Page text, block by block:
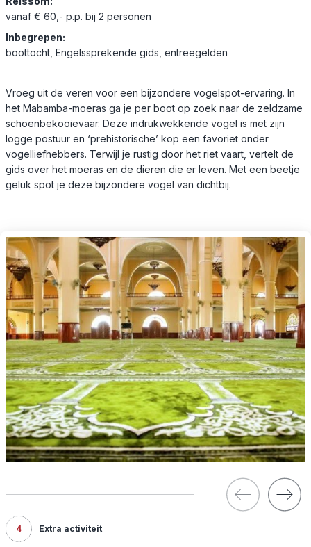
vanaf € 60,- p.p. bij 2 personen
Inbegrepen:
boottocht, Engelssprekende gids, entreegelden
Vroeg uit de veren voor een bijzondere vogelspot-ervaring. In
het Mabamba-moeras ga je per boot op zoek naar de zeldzame
schoenbekooievaar. Deze indrukwekkende vogel is met zijn
logge postuur en ‘prehistorische’ kop een favoriet onder
vogelliefhebbers. Terwijl je rustig door het riet vaart, vertelt de
gids over het moeras en de dieren die er leven. Met een beetje
geluk spot je deze bijzondere vogel van dichtbij.
4 Extra activiteit